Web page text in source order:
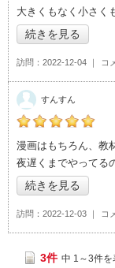
かしわやの「ブッ
度：3
続きを見る
訪問 2022-12-04 コ
すんすんの「ブッ
度： 5
漫画はもちろん、教
夜遅くまでやってる
続きを見る
訪問 2022-12-03 コ
すんすん
3件 中 1～3件を